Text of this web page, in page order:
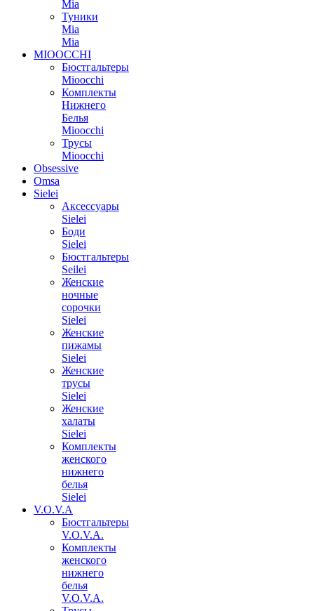
Mia
Туники
Mia
Mia
MIOOCCHI
Бюстгальтеры
Mioocchi
Комплекты
Нижнего
Белья
Mioocchi
Трусы
Mioocchi
Obsessive
Omsa
Sielei
Аксессуары
Sielei
Боди
Sielei
Бюстгальтеры
Seilei
Женские
ночные
сорочки
Sielei
Женские
пижамы
Sielei
Женские
трусы
Sielei
Женские
халаты
Sielei
Комплекты
женского
нижнего
белья
Sielei
V.O.V.A
Бюстгальтеры
V.O.V.A.
Комплекты
женского
нижнего
белья
V.O.V.A.